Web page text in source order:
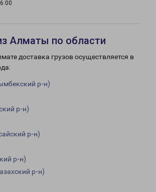
Алматы по области
доставка грузов осуществляется в
р-н)
р-н)
р-н)
р-н)
р-н)